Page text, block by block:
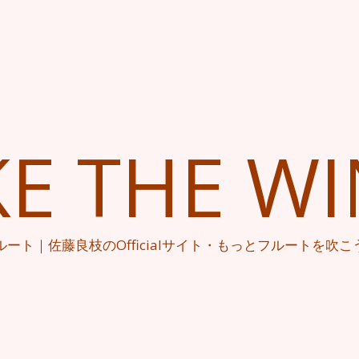
THE
ート｜佐藤良枝のOfficialサイト・もっとフルートを吹こ